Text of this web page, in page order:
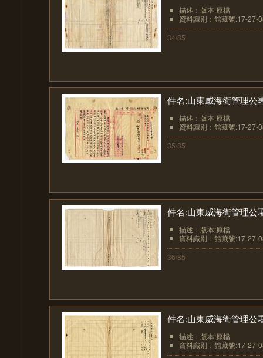
描述：版本:原檔
資料識別：館藏號:17-27-
34/85
件名:山東威海衛管理公
描述：版本:原檔
資料識別：館藏號:17-27-
35/85
件名:山東威海衛管理公
描述：版本:原檔
資料識別：館藏號:17-27-
36/85
件名:山東威海衛管理公
描述：版本:原檔
資料識別：館藏號:17-27-